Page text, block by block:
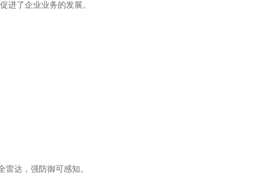
进了企业业务的发展。
达，强防御可感知。